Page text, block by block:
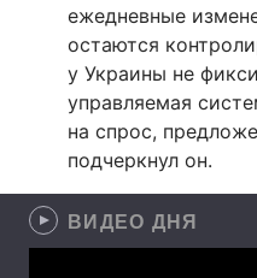
ежедневные
остаются
у Украины не
управляемая
на спрос,
подчеркнул он.
ВИДЕО ДНЯ